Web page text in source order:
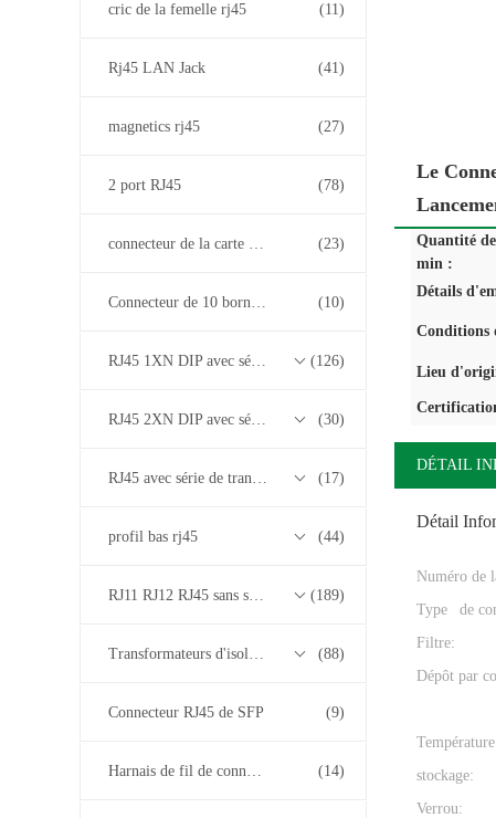
cric de la femelle rj45 (11)
Rj45 LAN Jack (41)
magnetics rj45 (27)
2 port RJ45 (78)
connecteur de la carte PCB rj45 (23)
Connecteur de 10 bornes RJ45 (10)
RJ45 1XN DIP avec série de transformateurs base-T 10/100/1000M (126)
RJ45 2XN DIP avec série de transformateurs base-T 10/100/1000M (30)
RJ45 avec série de transformateurs 2.5G/5G/10G Base-T (17)
profil bas rj45 (44)
RJ11 RJ12 RJ45 sans série de transformateurs (189)
Transformateurs d'isolement (88)
Connecteur RJ45 de SFP (9)
Harnais de fil de connecteur (14)
Le
Quantité
min :
Détails
Conditions
Lieu
DÉTAIL
Détail
Numéro de
Type de
Filtre:
Dépôt par
stockage:
Verrou: